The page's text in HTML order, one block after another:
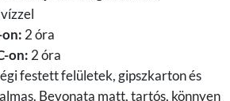
on: 2 óra
on: 2 óra
festett felületek, gipszkarton és
Bevonata matt, tartós, könnyen